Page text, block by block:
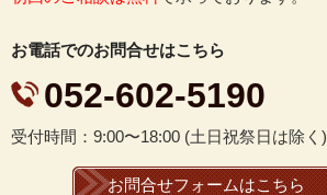
お電話でのお問合せはこちら
052-602-5190
受付時間：9:00〜18:00 (土日祝祭日は除く)
お問合せフォームはこちら